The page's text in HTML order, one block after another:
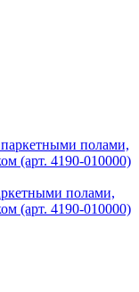
полами,
(арт. 4190-010000)